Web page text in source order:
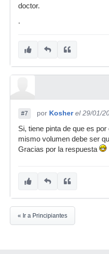
doctor.
.
#7 por Kosher el 29/01/
Si, tiene pinta de que es
mismo volumen debe ser
Gracias por la respuesta
« Ir a Principiantes